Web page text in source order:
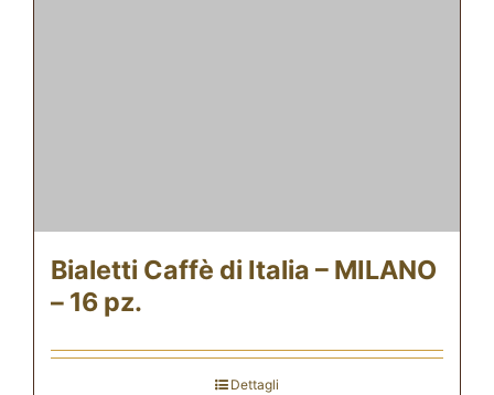
Bialetti Caffè di Italia – MILANO
– 16 pz.
Dettagli